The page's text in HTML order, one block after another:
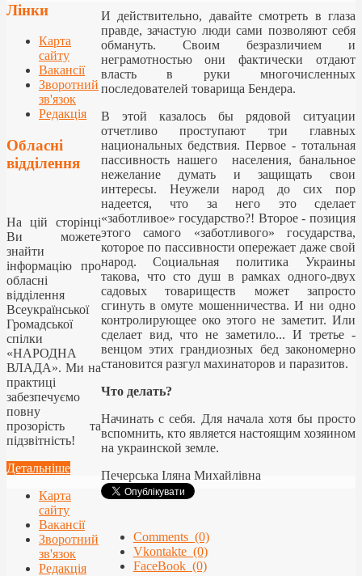
И действительно, давайте смотреть в глаза
правде, зачастую люди сами позволяют себя
обмануть. Своим безразличием и
неграмотностью они фактически отдают
власть в руки многочисленных
последователей товарища Бендера.
В этой казалось бы рядовой ситуации
отчетливо проступают три главных
национальных бедствия. Первое - тотальная
пассивность нашего населения, банальное
нежелание думать и защищать свои
интересы. Неужели народ до сих пор
надеется, что за него это сделает
«заботливое» государство?! Второе - позиция
этого самого «заботливого» государства,
которое по пассивности опережает даже свой
народ. Социальная политика Украины
такова, что сто душ в рамках одного-двух
садовых товариществ может запросто
сгинуть в омуте мошенничества. И ни одно
контролирующее око этого не заметит. Или
сделает вид, что не заметило... И третье -
венцом этих грандиозных бед закономерно
становится разгул махинаторов и паразитов.
Что делать?
Начинать с себя. Для начала хотя бы просто
вспомнить, кто является настоящим хозяином
на украинской земле.
Печерська Іляна Михайлівна
Comments (0)
Vkontakte (0)
FaceBook (0)
Лінки
Карта
сайту
Вакансії
Зворотний
зв'язок
Редакція
Обласні
відділення
На цій сторінці
Ви можете
знайти
інформацію про
обласні
відділення
Всеукраїнської
Громадської
спілки
«НАРОДНА
ВЛАДА». Ми на
практиці
забезпечуємо
повну
прозорість та
підзвітність!
Детальніше
Карта
сайту
Вакансії
Зворотний
зв'язок
Редакція